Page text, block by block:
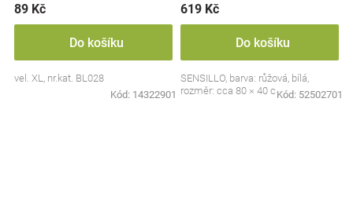
89 Kč
Do košíku
vel. XL, nr.kat. BL028
Kód: 14322901
619 Kč
Do košíku
SENSILLO, barva: růžová, bílá,
rozměr: cca 80 × 40 cmKód: 52502701